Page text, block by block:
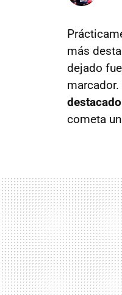
más
dejado
destacado
cometa